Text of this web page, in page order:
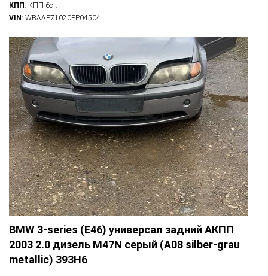
КПП: КПП 6ст.
VIN: WBAAP71020PP04504
BMW 3-series (E46) универсал задний АКПП
2003 2.0 дизель M47N серый (A08 silber-grau
metallic) 393H6